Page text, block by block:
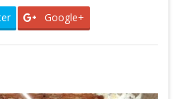
Google+